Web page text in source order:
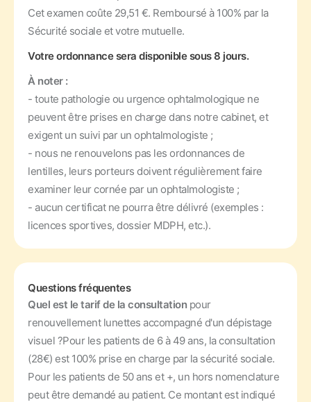
Cet examen coûte 29,51 €. Remboursé à 100% par la
Sécurité sociale et votre mutuelle.
Votre ordonnance sera disponible sous 8 jours.
À noter :
- toute pathologie ou urgence ophtalmologique ne
peuvent être prises en charge dans notre cabinet, et
exigent un suivi par un ophtalmologiste ;
- nous ne renouvelons pas les ordonnances de
lentilles, leurs porteurs doivent régulièrement faire
examiner leur cornée par un ophtalmologiste ;
- aucun certificat ne pourra être délivré (exemples :
licences sportives, dossier MDPH, etc.).
Questions fréquentes
Quel est le tarif de la consultation pour
renouvellement lunettes accompagné d'un dépistage
visuel ?Pour les patients de 6 à 49 ans, la consultation
(28€) est 100% prise en charge par la sécurité sociale.
Pour les patients de 50 ans et +, un hors nomenclature
peut être demandé au patient. Ce montant est indiqué